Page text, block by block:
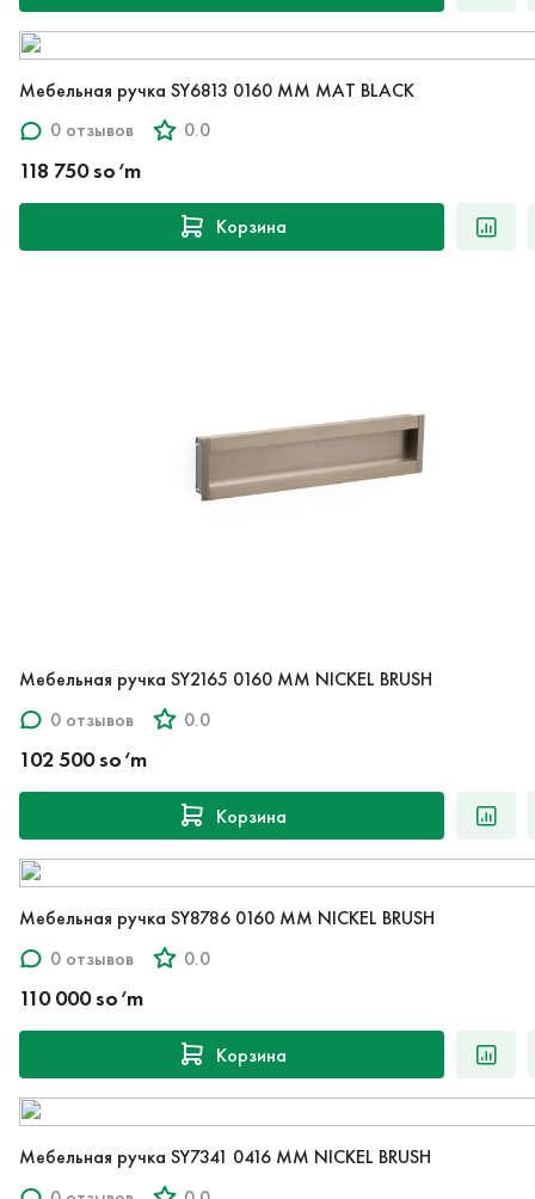
Мебельная ручка SY6813 0160 MM MAT BLACK
0 отзывов
0.0
118 750 so‘m
Корзина
Мебельная ручка SY2165 0160 MM NICKEL BRUSH
0 отзывов
0.0
102 500 so‘m
Корзина
Мебельная ручка SY8786 0160 MM NICKEL BRUSH
0 отзывов
0.0
110 000 so‘m
Корзина
Мебельная ручка SY7341 0416 MM NICKEL BRUSH